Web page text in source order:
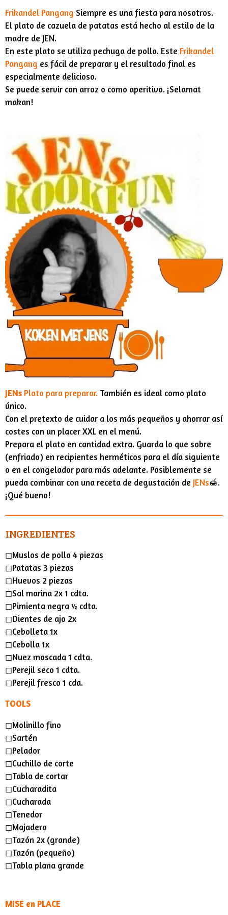
Frikandel Pangang Siempre es una fiesta para nosotros.
El plato de cazuela de patatas está hecho al estilo de la
madre de JEN.
En este plato se utiliza pechuga de pollo. Este Frikandel
Pangang es fácil de preparar y el resultado final es
especialmente delicioso.
Se puede servir con arroz o como aperitivo. ¡Selamat
makan!
JENs Plato para preparar. También es ideal como plato
único.
Con el pretexto de cuidar a los más pequeños y ahorrar así
costes con un placer XXL en el menú.
Prepara el plato en cantidad extra. Guarda lo que sobre
(enfriado) en recipientes herméticos para el día siguiente
o en el congelador para más adelante. Posiblemente se
pueda combinar con una receta de degustación de JENs🍯.
¡Qué bueno!
INGREDIENTES
◻︎Muslos de pollo 4 piezas
◻︎Patatas 3 piezas
◻︎Huevos 2 piezas
◻︎Sal marina 2x 1 cdta.
◻︎Pimienta negra ½ cdta.
◻︎Dientes de ajo 2x
◻︎Cebolleta 1x
◻︎Cebolla 1x
◻︎Nuez moscada 1 cdta.
◻︎Perejil seco 1 cdta.
◻︎Perejil fresco 1 cda.
TOOLS
◻︎Molinillo fino
◻︎Sartén
◻︎Pelador
◻︎Cuchillo de corte
◻︎Tabla de cortar
◻︎Cucharadita
◻︎Cucharada
◻︎Tenedor
◻︎Majadero
◻︎Tazón 2x ​​(grande)
◻︎Tazón (pequeño)
◻︎Tabla plana grande
MISE en PLACE